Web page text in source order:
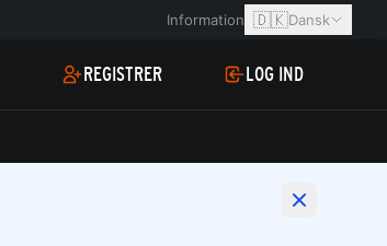
Information 🇩🇰Dansk
REGISTRER LOG IND